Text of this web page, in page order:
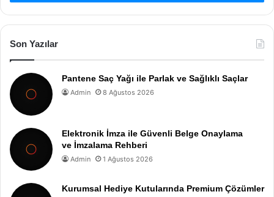
Son Yazılar
Pantene Saç Yağı ile Parlak ve Sağlıklı Saçlar
Admin 8 Ağustos 2026
Elektronik İmza ile Güvenli Belge Onaylama
ve İmzalama Rehberi
Admin 1 Ağustos 2026
Kurumsal Hediye Kutularında Premium Çözümler